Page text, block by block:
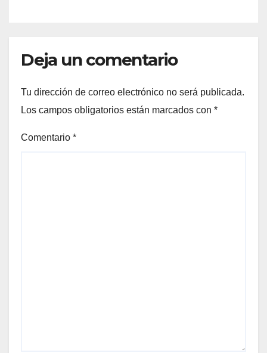
Deja un comentario
Tu dirección de correo electrónico no será publicada.
Los campos obligatorios están marcados con *
Comentario *